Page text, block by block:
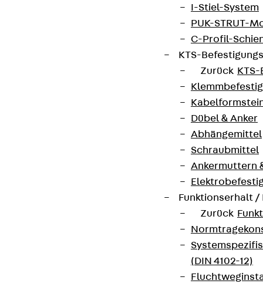
I-Stiel-System
PUK-STRUT-
C-Profil-
KTS-
Zurück
Dübel & Anker
Abhängemittel
Schraubmittel
Ankermuttern
Funktionserhalt
Zurück
(DIN 4102-12)